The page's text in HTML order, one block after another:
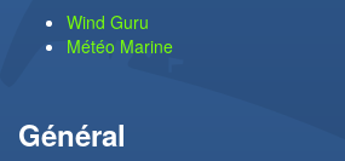
Wind Guru
Météo Marine
Général